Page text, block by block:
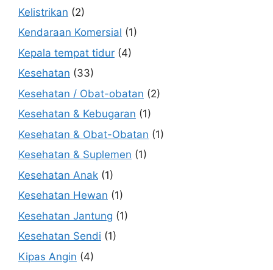
Kelistrikan (2)
Kendaraan Komersial (1)
Kepala tempat tidur (4)
Kesehatan (33)
Kesehatan / Obat-obatan (2)
Kesehatan & Kebugaran (1)
Kesehatan & Obat-Obatan (1)
Kesehatan & Suplemen (1)
Kesehatan Anak (1)
Kesehatan Hewan (1)
Kesehatan Jantung (1)
Kesehatan Sendi (1)
Kipas Angin (4)